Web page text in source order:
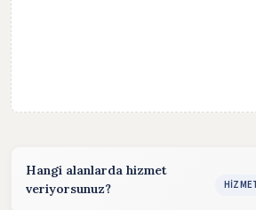
Hangi alanlarda hizmet
veriyorsunuz?